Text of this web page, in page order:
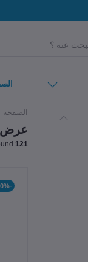
الصفحة
عرض
121
-40%